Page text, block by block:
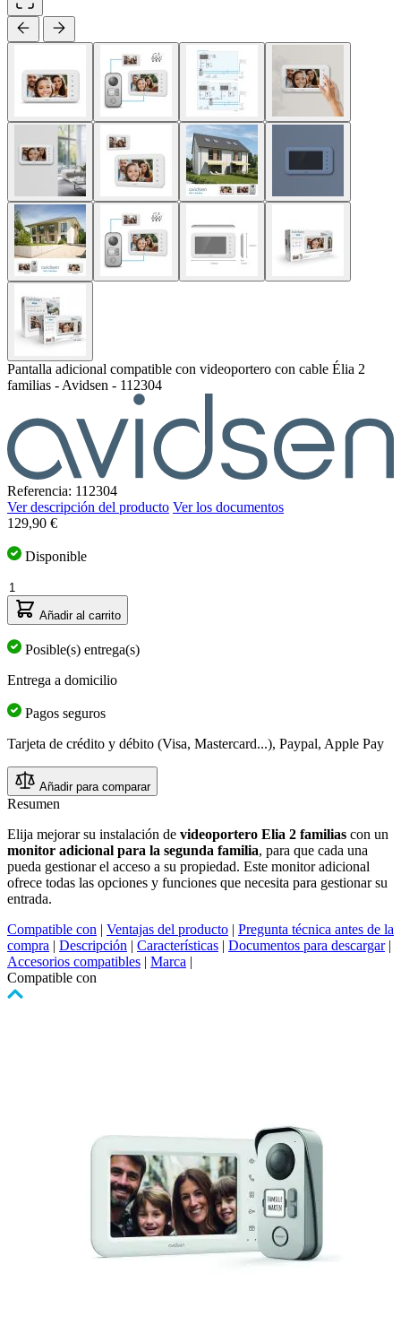
Pantalla adicional compatible con videoportero con cable Élia 2
familias - Avidsen - 112304
Referencia: 112304
Ver descripción del producto Ver los documentos
129,90 €
Disponible
Cantidad
Añadir al carrito
Posible(s) entrega(s)
Entrega a domicilio
Pagos seguros
Tarjeta de crédito y débito (Visa, Mastercard...), Paypal, Apple Pay
Añadir para comparar
Resumen
Elija mejorar su instalación de videoportero Elia 2 familias con un
monitor adicional para la segunda familia, para que cada una
pueda gestionar el acceso a su propiedad. Este monitor adicional
ofrece todas las opciones y funciones que necesita para gestionar su
entrada.
Compatible con | Ventajas del producto | Pregunta técnica antes de la
compra | Descripción | Características | Documentos para descargar |
Accesorios compatibles | Marca |
Compatible con